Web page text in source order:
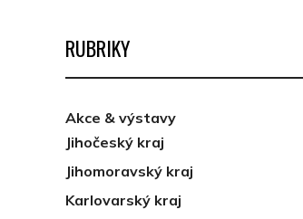
RUBRIKY
Akce & výstavy
Jihočeský kraj
Jihomoravský kraj
Karlovarský kraj